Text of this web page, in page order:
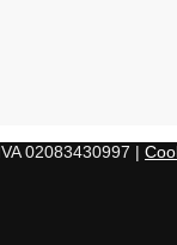
02083430997 |